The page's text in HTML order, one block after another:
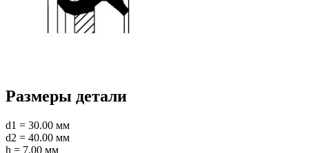
Размеры детали
d1 = 30.00 мм
d2 = 40.00 мм
h = 7.00 мм